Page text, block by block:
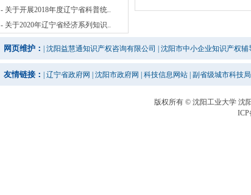
- 关于开展2018年度辽宁省科普统..
- 关于2020年辽宁省经济系列知识..
网页维护： 沈阳益慧通知识产权咨询有限公司 沈阳市中小企业知识产权辅
友情链接： 辽宁省政府网 沈阳市政府网 科技信息网站 副省级城市科技
版权所有 © 沈阳工业大学 沈
ICP